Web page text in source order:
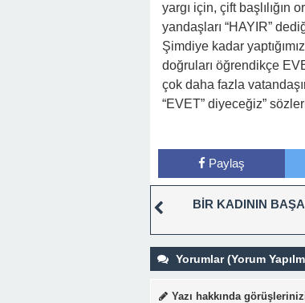
yargı için, çift
yandaşları “HAYIR”
Şimdiye kadar
doğruları öğrendikçe
çok daha fazla
“EVET” diyeceğiz”
Paylaş
BİR KADININ
Yorumlar (Yorum
Yazı hakkında